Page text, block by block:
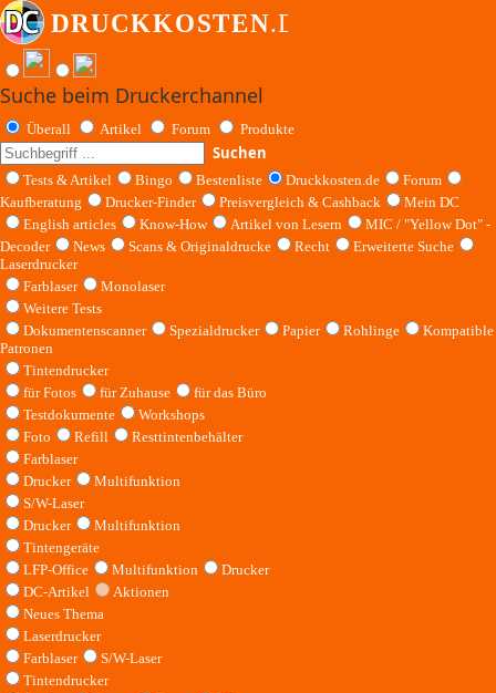
Suche beim Druckerchannel
Überall Artikel Forum Produkte
Suchen
Tests & Artikel Bingo Bestenliste Druckkosten.de
Forum
Kaufberatung
Drucker-Finder Preisvergleich & Cashback
Mein DC
English articles
Know-How Artikel von Lesern
MIC / "Yellow Dot" -
Decoder
News Scans & Originaldrucke Recht
Erweiterte Suche
Laserdrucker
Farblaser
Monolaser
Weitere Tests
Dokumentenscanner
Spezialdrucker Papier Rohlinge
Kompatible
Patronen
Tintendrucker
für Fotos
für Zuhause
für das Büro
Testdokumente
Workshops
Foto
Refill
Resttintenbehälter
Farblaser
Drucker
Multifunktion
S/W-Laser
Drucker
Multifunktion
Tintengeräte
LFP-Office
Multifunktion
Drucker
DC-Artikel
Aktionen
Neues Thema
Laserdrucker
Farblaser
S/W-Laser
Tintendrucker